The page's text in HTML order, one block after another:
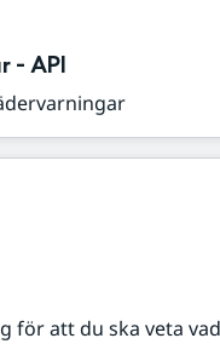
- API
för att du ska veta